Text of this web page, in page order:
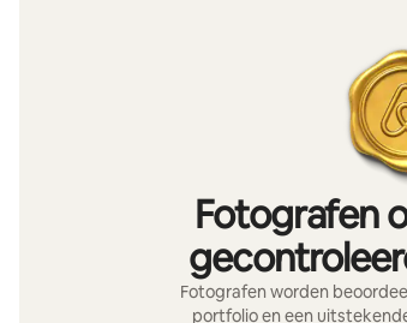
Fotografen
Fotografen worden
portfolio en een